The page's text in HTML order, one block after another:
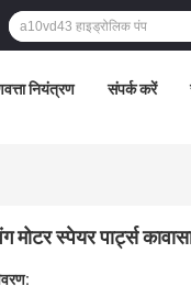
नियंत्रण संपर्क करें
स्पेयर पार्ट्स